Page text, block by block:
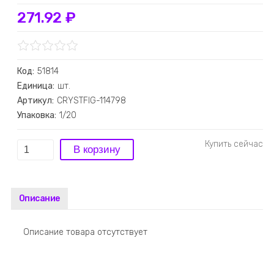
271.92 ₽
Код: 51814
Единица: шт.
Артикул: CRYSTFIG-114798
Упаковка: 1/20
Описание
Описание товара отсутствует